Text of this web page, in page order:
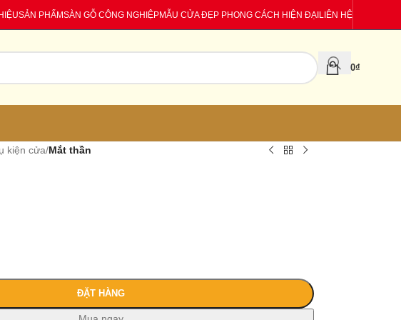
SẢN PHẨMSÀN GỖ CÔNG NGHIỆPMẪU CỬA ĐẸP PHONG CÁCH HIỆN ĐẠILIÊN HỆ
0₫
kiện cửa/Mắt thần
ĐẶT HÀNG